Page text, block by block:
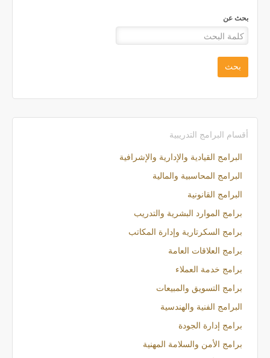
بحث عن
بحث
أقسام البرامج التدريبية
البرامج القيادية والإدارية والإشرافية
البرامج المحاسبية والمالية
البرامج القانونية
برامج الموارد البشرية والتدريب
برامج السكرتارية وإدارة المكاتب
برامج العلاقات العامة
برامج خدمة العملاء
برامج التسويق والمبيعات
البرامج الفنية والهندسية
برامج إدارة الجودة
برامج الأمن والسلامة المهنية